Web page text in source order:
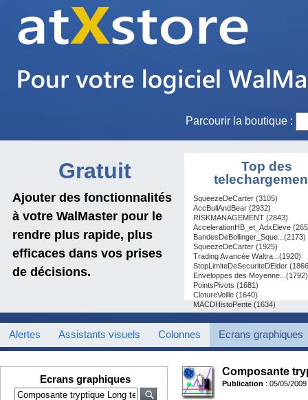
Parcourir la boutique :
Gratuit
Ajouter des fonctionnalités
à votre WalMaster pour le
rendre plus rapide, plus
efficaces dans vos prises
de décisions.
Top des
SqueezeDeCarter (3105)
AccBullAndBear (2932)
RISKMANAGEMENT (2843)
AccelerationHB_et_AdxEleve
BandesDeBollinger_Sque...(2173)
SqueezeDeCarter (1925)
Trading Avancée Waltra...(1920)
StopLimiteDeSecuriteDElder
Enveloppes des Moyenne...(1792)
PointsPivots (1681)
ClotureVeille (1640)
MACDHistoPente (1634)
Alertes Assistants visuels Colonnes Ecrans graphiques
Ecrans graphiques
Composante
Publication : 05/05/